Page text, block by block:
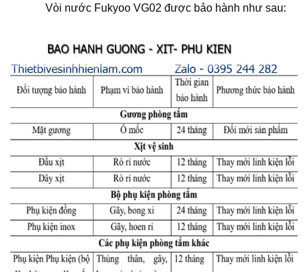
Vòi nước Fukyoo VG02 được bảo hành như sau: